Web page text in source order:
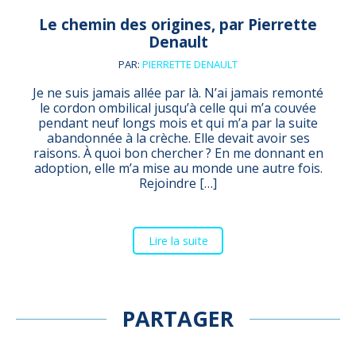
Le chemin des origines, par Pierrette
Denault
PAR: PIERRETTE DENAULT
Je ne suis jamais allée par là. N’ai jamais remonté
le cordon ombilical jusqu’à celle qui m’a couvée
pendant neuf longs mois et qui m’a par la suite
abandonnée à la crèche. Elle devait avoir ses
raisons. À quoi bon chercher ? En me donnant en
adoption, elle m’a mise au monde une autre fois.
Rejoindre […]
Lire la suite
PARTAGER